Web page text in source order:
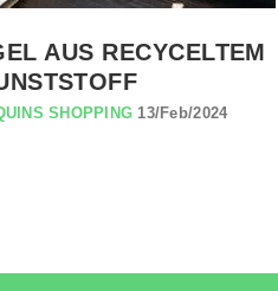
AUS RECYCELTEM
SHOPPING 13/Feb/2024